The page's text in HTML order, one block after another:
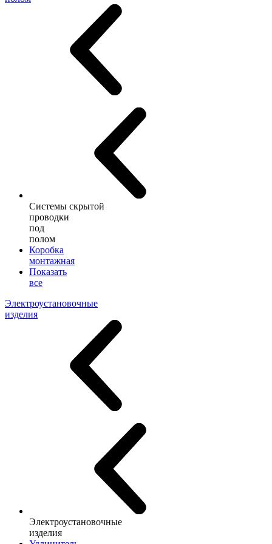
Системы скрытой
проводки
под
полом
Коробка
монтажная
Показать
все
Электроустановочные
изделия
Электроустановочные
изделия